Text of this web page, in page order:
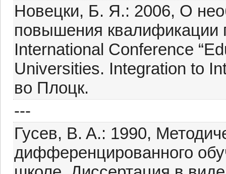
Новецки, Б. Я.: 2006, О
повышения квалификации
International Conference
Universities. Integration to
во Плоцк.
---
Гусев, B. A.: 1990,
дифференцированного